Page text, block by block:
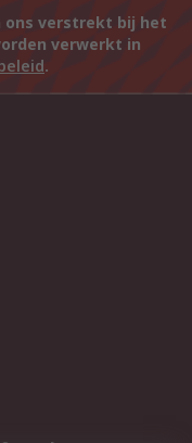
ons verstrekt bij het
verwerkt in
.